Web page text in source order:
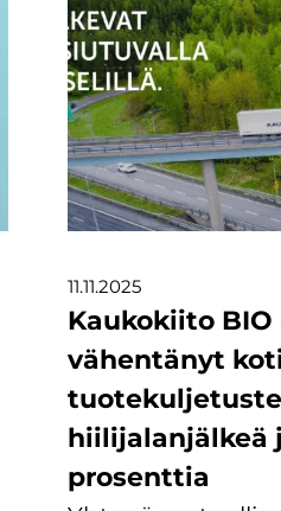
11.11.2025
Kaukokiito BIO
vähentänyt
hiilijalanjälkeä
prosenttia